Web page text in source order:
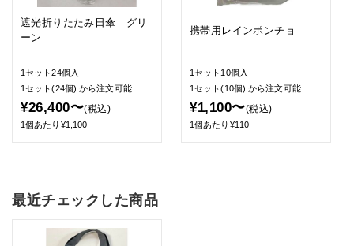
遮光折りたたみ日傘 グリ
ーン
1セット24個入
1セット(24個)から注文可能
¥26,400〜(税込)
1個あたり¥1,100
携帯用レインポンチョ
1セット10個入
1セット(10個)から注文可能
¥1,100〜(税込)
1個あたり¥110
最近チェックした商品